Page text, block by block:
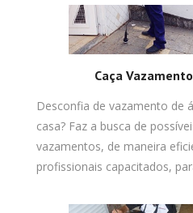
Caça Vazamento
Desconfia de vazamento de
casa? Faz a busca de
vazamentos, de maneira
profissionais capacitados,